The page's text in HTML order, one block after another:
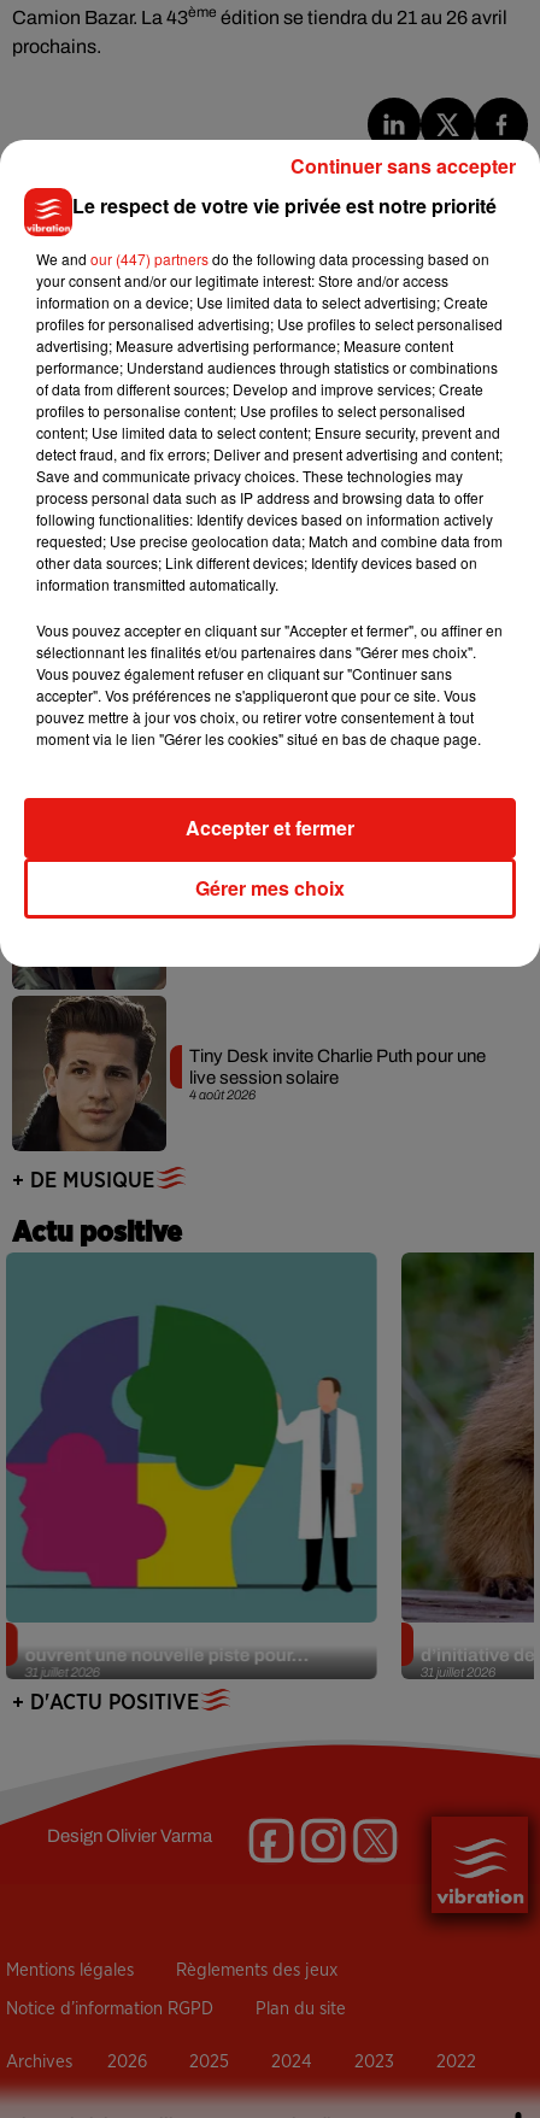
Camion Bazar. La 43ème édition se tiendra du 21 au 26 avril
prochains.
7 août 2026
Julien Lieb s’essaye à la vie de chatelain
dans son nouveau clip
7 août 2026
Madonna sort enfin le remix de « Love
Sensation » avec Kylie Minogue
Tayc et Didi B dévoilent le single le plus
dansant de l’année
Angèle et Amélie Lens dévoilent leur
Benny Blanco invite Selena Gomez et
Becky G sur son nouveau single
4 août 2026
Tiny Desk invite Charlie Puth pour une
live session solaire
+ DE MUSIQUE
Actu positive
31 juillet 2026
ouvrent une nouvelle piste pour...
31 juillet 2026
d’initiative
+ D'ACTU POSITIVE
DesignOlivier Varma
Mentions légales Règlements des jeux
Notice d’information RGPD Plan du site
Archives 2026 2025 2024 2023 2022
Le respect de votre vie privée est notre priorité
We and our (447) partnersdo the following data processing based on
your consent and/or our legitimate interest: Store and/or access
information on a device; Use limited data to select advertising; Create
profiles for personalised advertising; Use profiles to select personalised
advertising; Measure advertising performance; Measure content
performance; Understand audiences through statistics or combinations
of data from different sources; Develop and improve services; Create
profiles to personalise content; Use profiles to select personalised
content; Use limited data to select content; Ensure security, prevent and
detect fraud, and fix errors; Deliver and present advertising and content;
Save and communicate privacy choices. These technologies may
process personal data such as IP address and browsing data to offer
following functionalities: Identify devices based on information actively
requested; Use precise geolocation data; Match and combine data from
other data sources; Link different devices; Identify devices based on
information transmitted automatically.
Vous pouvez accepter en cliquant sur "Accepter et fermer", ou affiner en
sélectionnant les finalités et/ou partenaires dans "Gérer mes choix".
Vous pouvez également refuser en cliquant sur "Continuer sans
accepter". Vos préférences ne s'appliqueront que pour ce site. Vous
pouvez mettre à jour vos choix, ou retirer votre consentement à tout
moment via le lien "Gérer les cookies" situé en bas de chaque page.
Gérer mes choix
Accepter et fermer
Continuer sans accepter